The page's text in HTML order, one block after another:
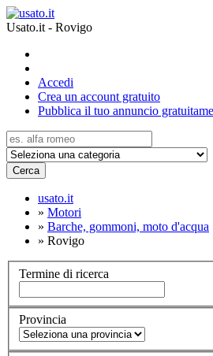
Usato.it - Rovigo
Accedi
Crea un account gratuito
Pubblica il tuo annuncio
Cerca
usato.it
» Motori
» Barche, gommoni, moto d'acqua
» Rovigo
Termine di ricerca
Provincia